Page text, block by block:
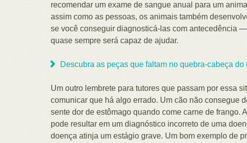
recomendar um exame de sangue anual para um
assim como as pessoas, os animais também
se você conseguir diagnosticá-las com antecedência
quase sempre será capaz de ajudar.
Descubra as peças que faltam no quebra-cabeça
Um outro lembrete para tutores que passam por essa
comunicar que há algo errado. Um cão não consegue
sente dor de estômago quando come carne de frango.
pode resultar em um diagnóstico incorreto de uma
doença atinja um estágio grave. Um bom exemplo de